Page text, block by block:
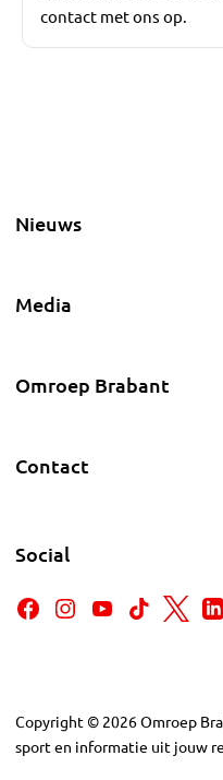
contact met ons op.
Nieuws
Media
Omroep Brabant
Contact
Social
Copyright © 2026Omroep
sport en informatie uit jouw